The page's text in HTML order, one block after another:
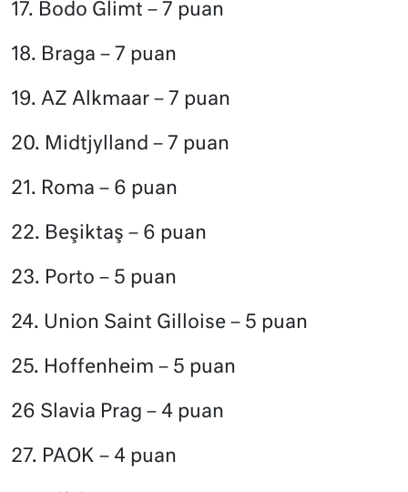
17. Bodo Glimt – 7 puan
18. Braga – 7 puan
19. AZ Alkmaar – 7 puan
20. Midtjylland – 7 puan
21. Roma – 6 puan
22. Beşiktaş – 6 puan
23. Porto – 5 puan
24. Union Saint Gilloise – 5 puan
25. Hoffenheim – 5 puan
26 Slavia Prag – 4 puan
27. PAOK – 4 puan